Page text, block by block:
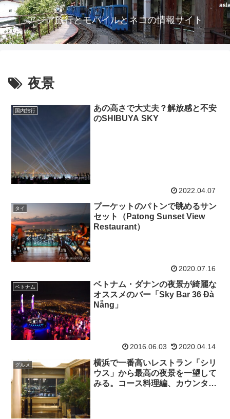
アジア旅行とモバイルとネコの情報サイト
夜景
国内旅行
あの高さで大丈夫？解放感と不安
のSHIBUYA SKY
2022.04.07
タイ
プーケットのパトンで眺めるサン
セット（Patong Sunset View
Restaurant）
2020.07.16
ベトナム
ベトナム・ダナンの夜景が綺麗な
オススメのバー「Sky Bar 36 Đà
Nẵng」
2016.06.03 2020.04.14
グルメ
横浜で一番高いレストラン「シリ
ウス」から最高の夜景を一望して
みる。コース料理編、カウンター